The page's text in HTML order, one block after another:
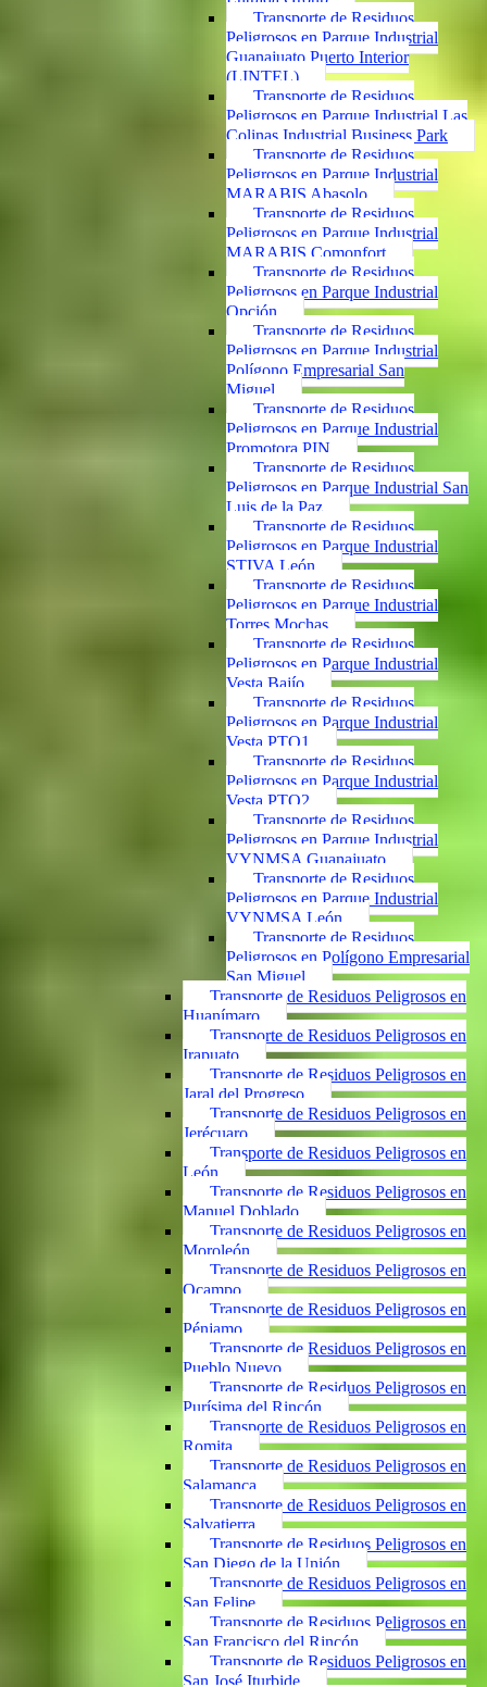
Transporte de Residuos
Peligrosos en Parque Industrial
Guanajuato Puerto Interior
(LINTEL)
Transporte de Residuos
Peligrosos en Parque Industrial Las
Colinas Industrial Business Park
Transporte de Residuos
Peligrosos en Parque Industrial
MARABIS Abasolo
Transporte de Residuos
Peligrosos en Parque Industrial
MARABIS Comonfort
Transporte de Residuos
Peligrosos en Parque Industrial
Opción
Transporte de Residuos
Peligrosos en Parque Industrial
Polígono Empresarial San
Miguel
Transporte de Residuos
Peligrosos en Parque Industrial
Promotora PIN
Transporte de Residuos
Peligrosos en Parque Industrial San
Luis de la Paz
Transporte de Residuos
Peligrosos en Parque Industrial
STIVA León
Transporte de Residuos
Peligrosos en Parque Industrial
Torres Mochas
Transporte de Residuos
Peligrosos en Parque Industrial
Vesta Bajío
Transporte de Residuos
Peligrosos en Parque Industrial
Vesta PTO1
Transporte de Residuos
Peligrosos en Parque Industrial
Vesta PTO2
Transporte de Residuos
Peligrosos en Parque Industrial
VYNMSA Guanajuato
Transporte de Residuos
Peligrosos en Parque Industrial
VYNMSA León
Transporte de Residuos
Peligrosos en Polígono Empresarial
San Miguel
Transporte de Residuos Peligrosos en
Huanímaro
Transporte de Residuos Peligrosos en
Irapuato
Transporte de Residuos Peligrosos en
Jaral del Progreso
Transporte de Residuos Peligrosos en
Jerécuaro
Transporte de Residuos Peligrosos en
León
Transporte de Residuos Peligrosos en
Manuel Doblado
Transporte de Residuos Peligrosos en
Moroleón
Transporte de Residuos Peligrosos en
Ocampo
Transporte de Residuos Peligrosos en
Pénjamo
Transporte de Residuos Peligrosos en
Pueblo Nuevo
Transporte de Residuos Peligrosos en
Purísima del Rincón
Transporte de Residuos Peligrosos en
Romita
Transporte de Residuos Peligrosos en
Salamanca
Transporte de Residuos Peligrosos en
Salvatierra
Transporte de Residuos Peligrosos en
San Diego de la Unión
Transporte de Residuos Peligrosos en
San Felipe
Transporte de Residuos Peligrosos en
San Francisco del Rincón
Transporte de Residuos Peligrosos en
San José Iturbide